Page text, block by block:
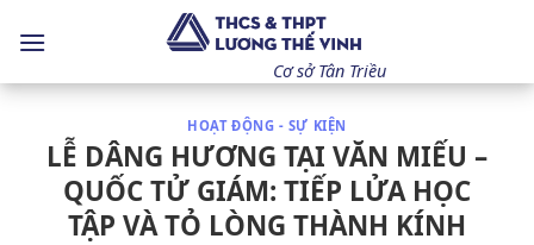
qua
Cơ sở Tân Triều
HOẠT ĐỘNG - SỰ KIỆN
LỄ DÂNG HƯƠNG TẠI VĂN MIẾU –
QUỐC TỬ GIÁM: TIẾP LỬA HỌC
TẬP VÀ TỎ LÒNG THÀNH KÍNH